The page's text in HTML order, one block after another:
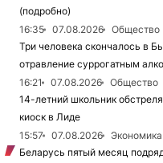
(подробно)
16:35
07.08.2026
Общество
Три человека скончалось в
отравление суррогатным
16:21
07.08.2026
Общество
14-летний школьник
киоск в Лиде
15:57
07.08.2026
Экономика
Беларусь пятый месяц